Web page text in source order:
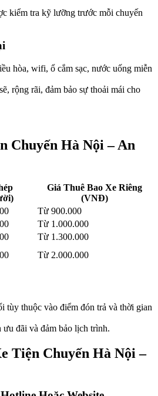
kiểm tra kỹ lưỡng trước mỗi chuyến
hòa, wifi, ổ cắm sạc, nước uống miễn
rộng rãi, đảm bảo sự thoải mái cho
Chuyến Hà Nội – An
Giá Thuê Bao Xe Riêng
(VNĐ)
Từ 900.000
Từ 1.000.000
Từ 1.300.000
Từ 2.000.000
tùy thuộc vào điểm đón trả và thời gian
đãi và đảm bảo lịch trình.
Tiện Chuyến Hà Nội –